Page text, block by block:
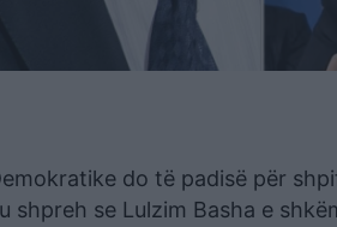
do të padisë për
shpreh se Lulzim Basha e